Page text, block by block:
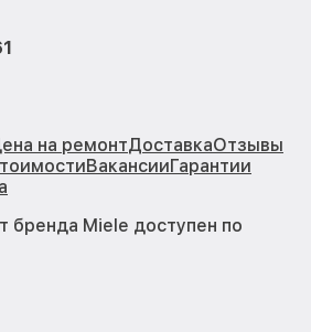
на ремонтДоставкаОтзывы
ВакансииГарантии
бренда Miele доступен по